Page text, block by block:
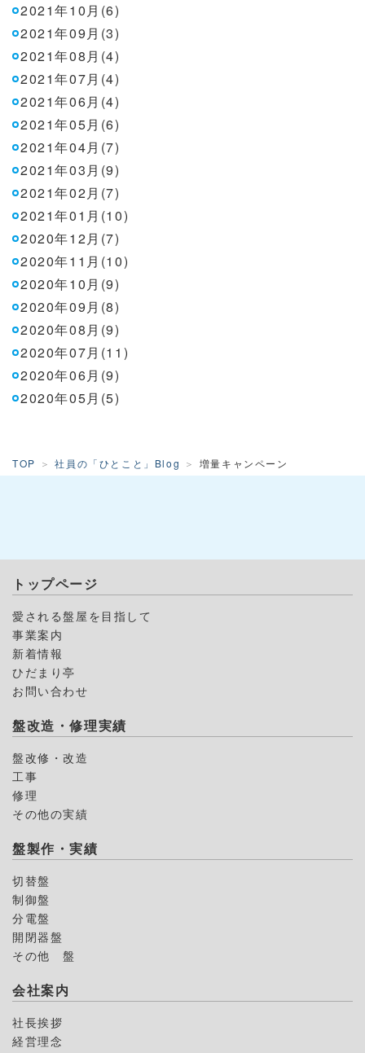
2021年10月(6)
2021年09月(3)
2021年08月(4)
2021年07月(4)
2021年06月(4)
2021年05月(6)
2021年04月(7)
2021年03月(9)
2021年02月(7)
2021年01月(10)
2020年12月(7)
2020年11月(10)
2020年10月(9)
2020年09月(8)
2020年08月(9)
2020年07月(11)
2020年06月(9)
2020年05月(5)
TOP 社員の「ひとこと」Blog 増量キャンペーン
トップページ
愛される盤屋を目指して
事業案内
新着情報
ひだまり亭
お問い合わせ
盤改造・修理実績
盤改修・改造
工事
修理
その他の実績
盤製作・実績
切替盤
制御盤
分電盤
開閉器盤
その他 盤
会社案内
社長挨拶
経営理念